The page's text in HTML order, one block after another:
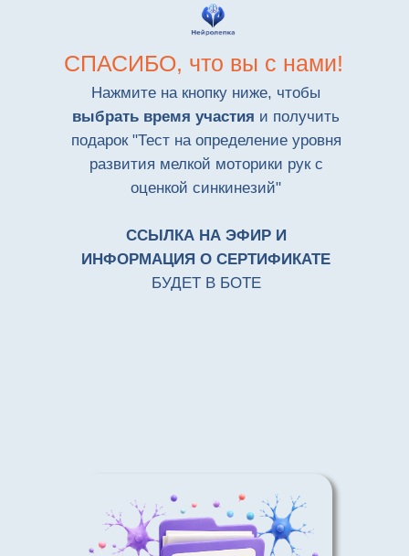
СПАСИБО, что вы с нами!
Нажмите на кнопку ниже, чтобы
выбрать время участия и получить
подарок "Тест на определение уровня
развития мелкой моторики рук с
оценкой синкинезий"
ССЫЛКА НА ЭФИР И
ИНФОРМАЦИЯ О СЕРТИФИКАТЕ
БУДЕТ В БОТЕ